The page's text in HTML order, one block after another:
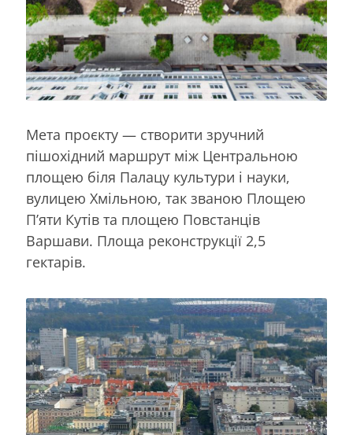
Мета проєкту — створити зручний
пішохідний маршрут між Центральною
площею біля Палацу культури і науки,
вулицею Хмільною, так званою Площею
П’яти Кутів та площею Повстанців
Варшави. Площа реконструкції 2,5
гектарів.